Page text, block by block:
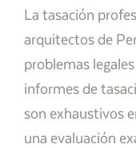
La tasación
arquitectos de
problemas
informes de
son exhaustivos
una evaluación